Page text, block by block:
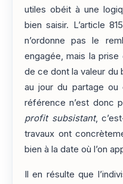
utiles obéit à une
bien saisir. L’article
n’ordonne pas le
engagée, mais la
de ce dont la valeur du
au jour du partage ou
référence n’est donc
profit subsistant,
travaux ont
bien à la date où l’on
Il en résulte que